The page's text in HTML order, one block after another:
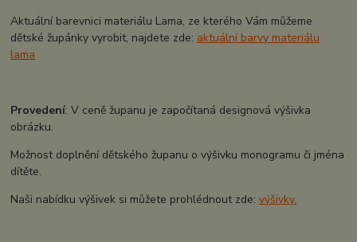
Aktuální barevnici materiálu Lama, ze kterého Vám můžeme
dětské župánky vyrobit, najdete zde: aktuální barvy materiálu
lama
Provedení: V ceně županu je započítaná designová výšivka
obrázku.
Možnost doplnění dětského županu o výšivku monogramu či jména
dítěte.
Naši nabídku výšivek si můžete prohlédnout zde:výšivky.